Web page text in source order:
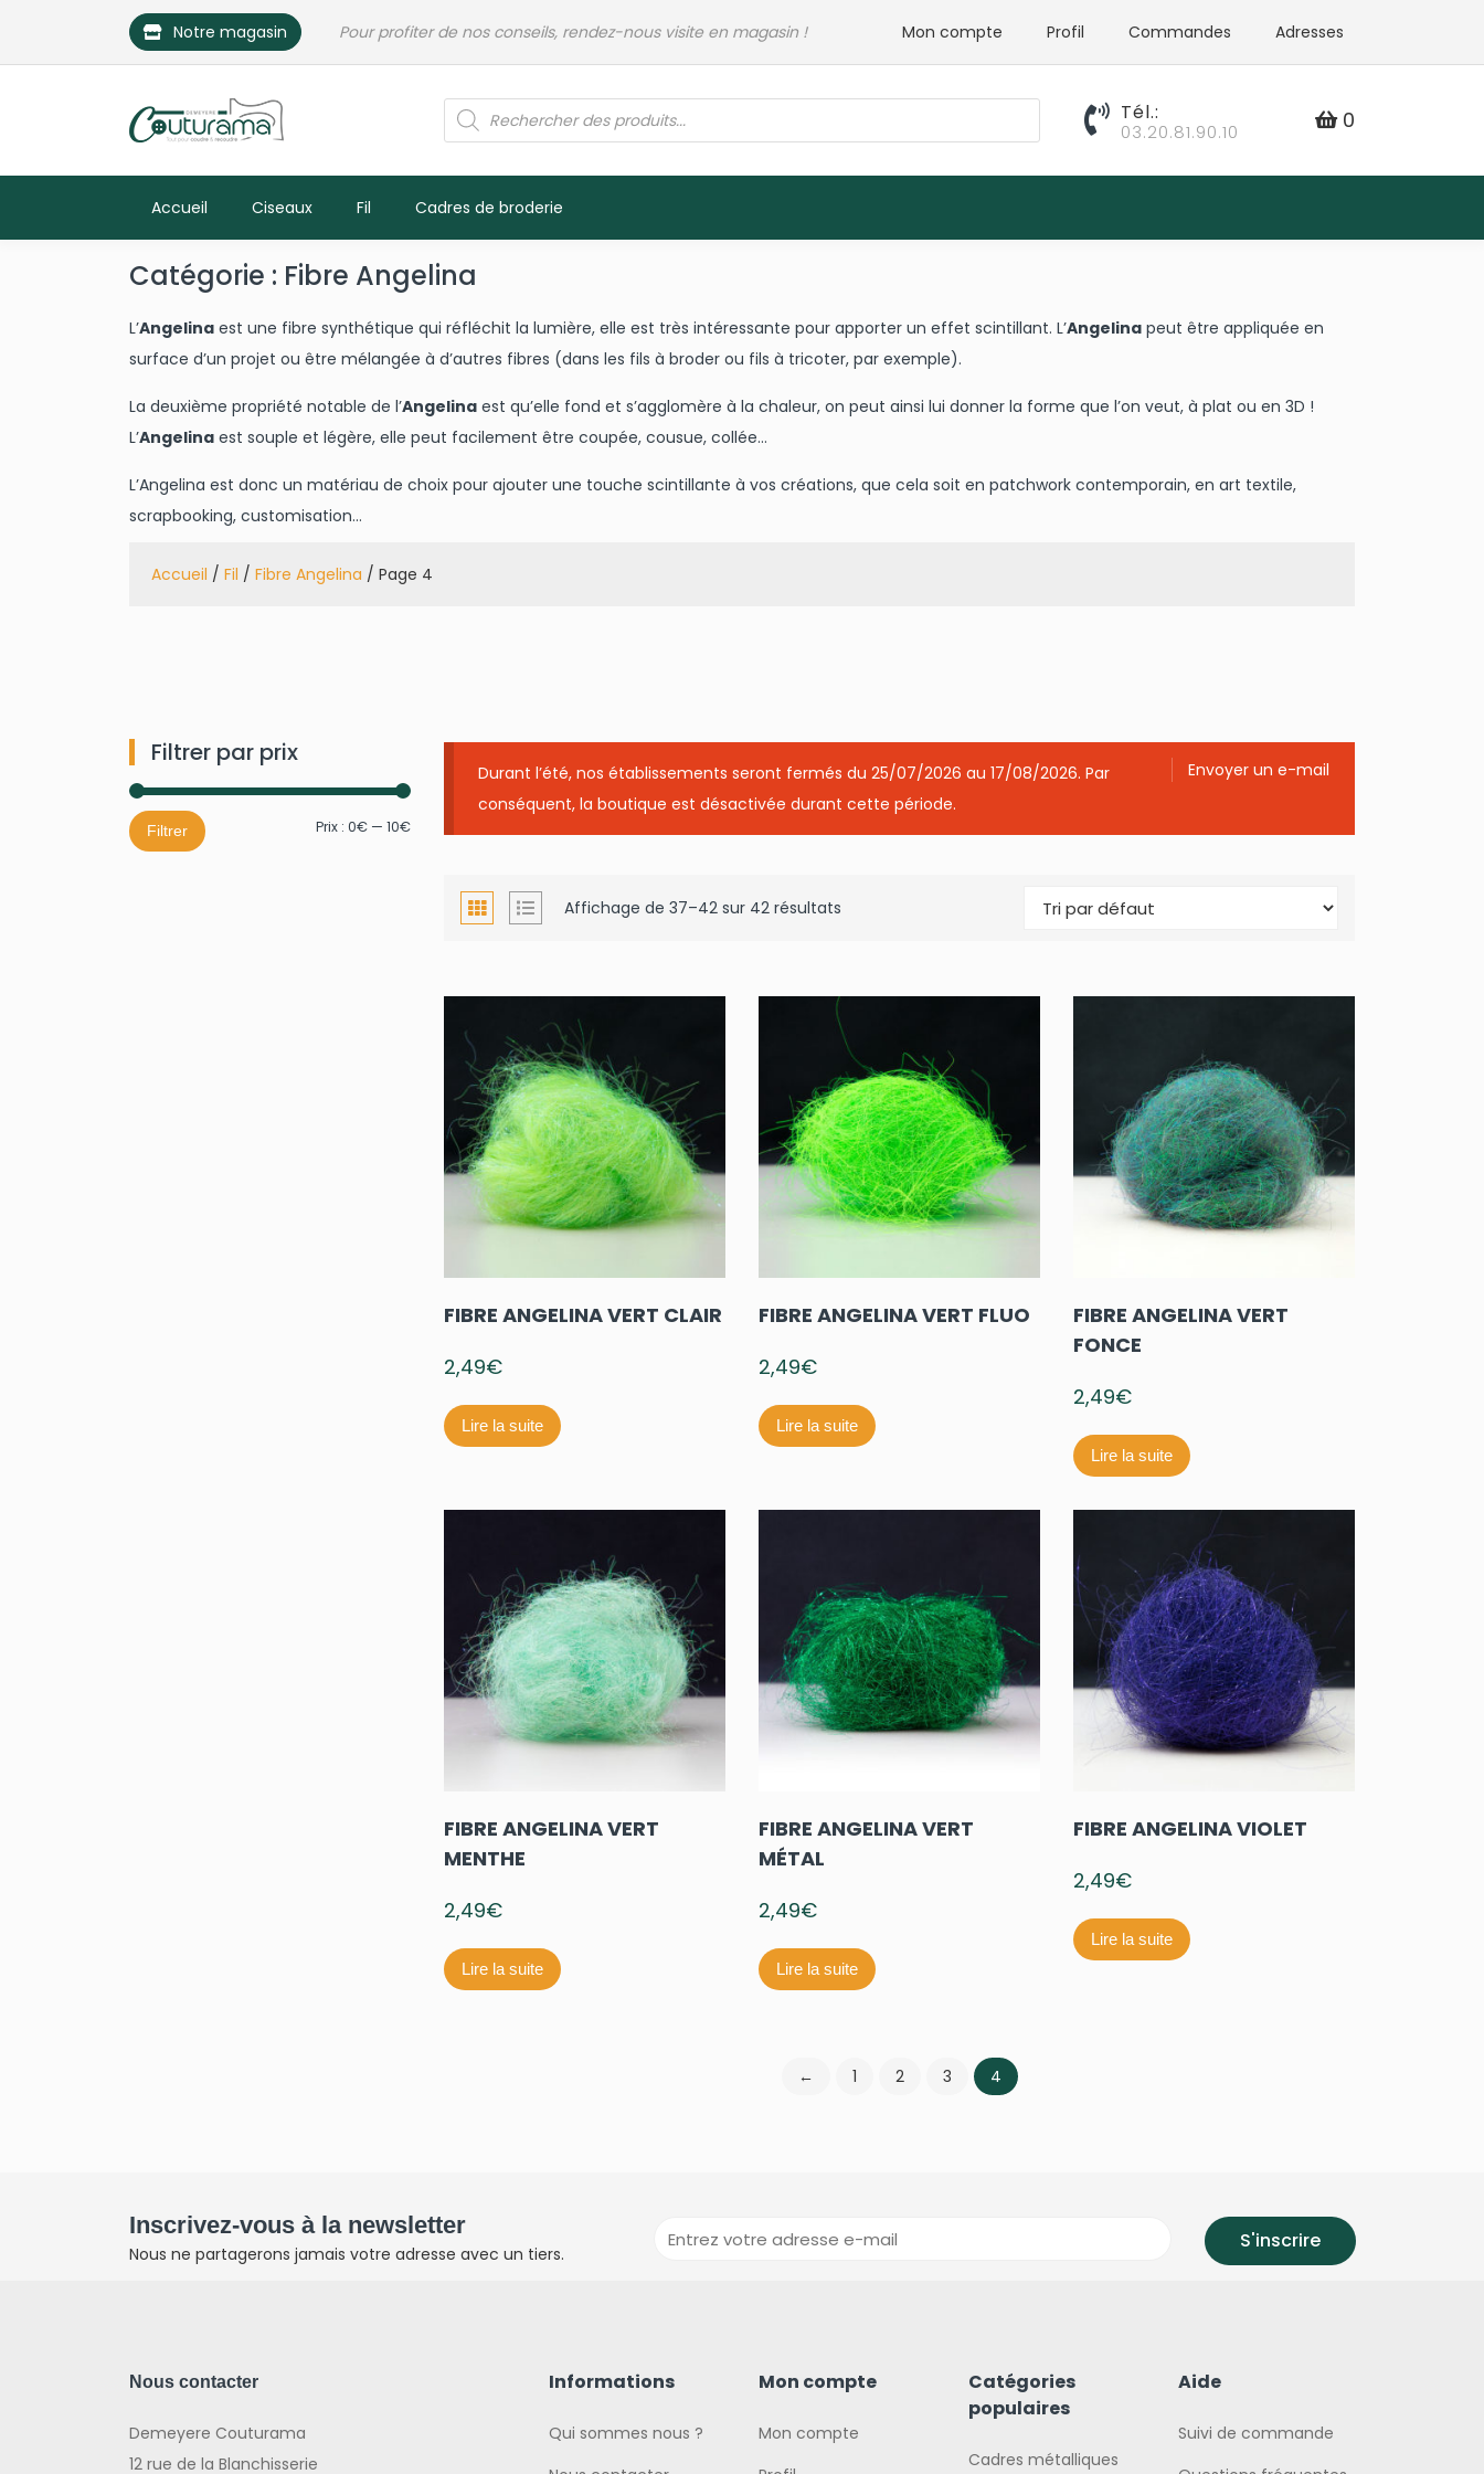
Notre magasin Pour profiter de nos conseils, rendez-nous visite en magasin ! Mon compte Profil Commandes Adresses
Recherche
de
produits
Tél.:
03.20.81.90.10 0
Accueil Ciseaux Fil Cadres de broderie
Catégorie : Fibre Angelina
L’Angelina est une fibre synthétique qui réfléchit la lumière, elle est très intéressante pour apporter un effet scintillant. L’Angelina peut être appliquée en
surface d’un projet ou être mélangée à d’autres fibres (dans les fils à broder ou fils à tricoter, par exemple).
La deuxième propriété notable de l’Angelina est qu’elle fond et s’agglomère à la chaleur, on peut ainsi lui donner la forme que l’on veut, à plat ou en 3D !
L’Angelina est souple et légère, elle peut facilement être coupée, cousue, collée…
L’Angelina est donc un matériau de choix pour ajouter une touche scintillante à vos créations, que cela soit en patchwork contemporain, en art textile,
scrapbooking, customisation…
Accueil / Fil / Fibre Angelina / Page 4
Filtrer par prix
Prix
Prix
Filtrer Prix : 0€ — 10€
Envoyer un e-mail
Durant l’été, nos établissements seront fermés du 25/07/2026 au 17/08/2026. Par
conséquent, la boutique est désactivée durant cette période.
Affichage de 37–42 sur 42 résultats
FIBRE ANGELINA VERT CLAIR
2,49€
Lire la suite
FIBRE ANGELINA VERT FLUO
2,49€
Lire la suite
FIBRE ANGELINA VERT
FONCE
2,49€
Lire la suite
FIBRE ANGELINA VERT
MENTHE
2,49€
Lire la suite
FIBRE ANGELINA VERT
MÉTAL
2,49€
Lire la suite
FIBRE ANGELINA VIOLET
2,49€
Lire la suite
← 1 2 3 4
Inscrivez-vous à la newsletter
Nous ne partagerons jamais votre adresse avec un tiers.
Nous contacter
Demeyere Couturama
12 rue de la Blanchisserie
Informations
Qui sommes nous ?
Mon compte
Mon compte
Catégories
populaires
Cadres métalliques
Aide
Suivi de commande